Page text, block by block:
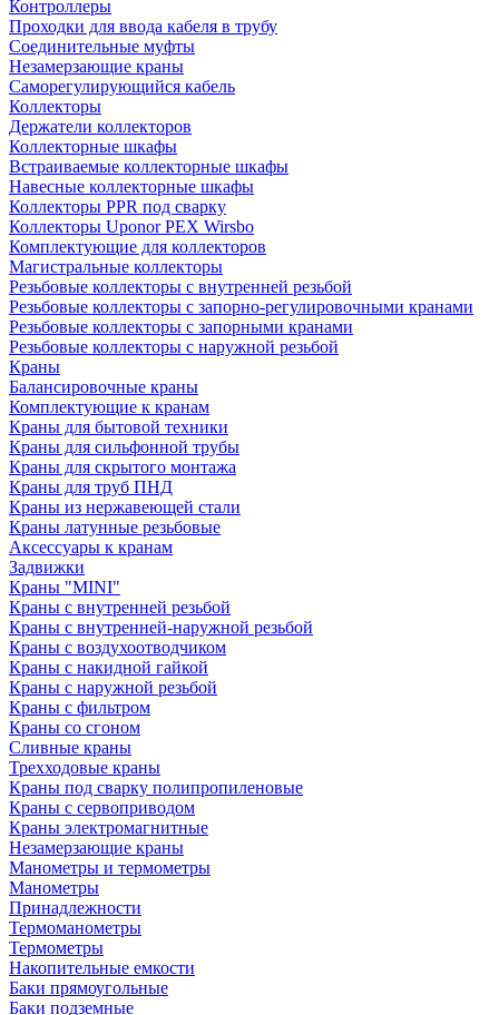
Контроллеры
Проходки для ввода кабеля в трубу
Соединительные муфты
Незамерзающие краны
Саморегулирующийся кабель
Коллекторы
Держатели коллекторов
Коллекторные шкафы
Встраиваемые коллекторные шкафы
Навесные коллекторные шкафы
Коллекторы PPR под сварку
Коллекторы Uponor PEX Wirsbo
Комплектующие для коллекторов
Магистральные коллекторы
Резьбовые коллекторы с внутренней резьбой
Резьбовые коллекторы с запорно-регулировочными кранами
Резьбовые коллекторы с запорными кранами
Резьбовые коллекторы с наружной резьбой
Краны
Балансировочные краны
Комплектующие к кранам
Краны для бытовой техники
Краны для сильфонной трубы
Краны для скрытого монтажа
Краны для труб ПНД
Краны из нержавеющей стали
Краны латунные резьбовые
Аксессуары к кранам
Задвижки
Краны "MINI"
Краны с внутренней резьбой
Краны с внутренней-наружной резьбой
Краны с воздухоотводчиком
Краны с накидной гайкой
Краны с наружной резьбой
Краны с фильтром
Краны со сгоном
Сливные краны
Трехходовые краны
Краны под сварку полипропиленовые
Краны с сервоприводом
Краны электромагнитные
Незамерзающие краны
Манометры и термометры
Манометры
Принадлежности
Термоманометры
Термометры
Накопительные емкости
Баки прямоугольные
Баки подземные